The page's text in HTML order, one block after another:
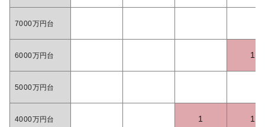
7000万円台
6000万円台 1
5000万円台
4000万円台 1 1